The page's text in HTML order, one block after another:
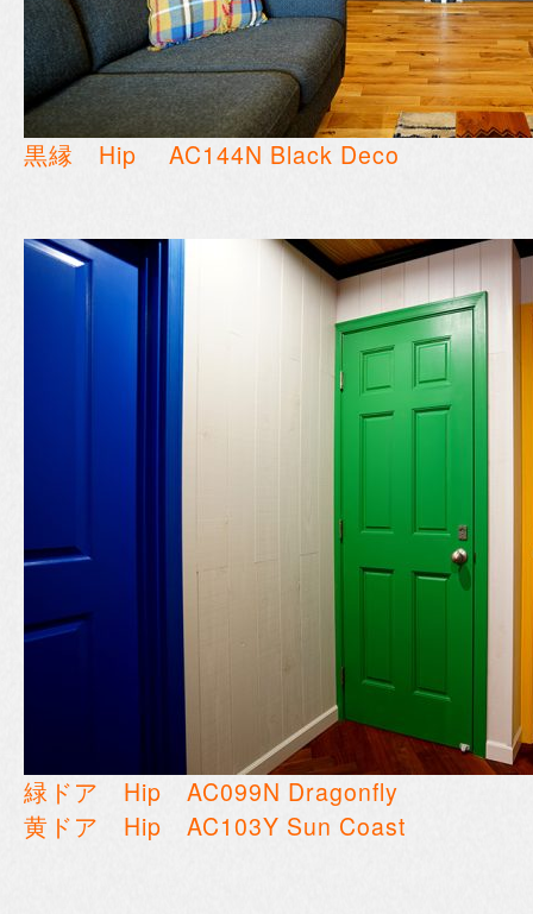
黒縁 Hip AC144N Black Deco
緑ドア Hip AC099N Dragonfly
黄ドア Hip AC103Y Sun Coast